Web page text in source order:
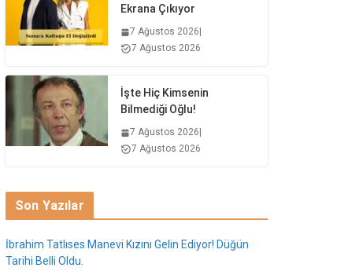
Ekrana Çıkıyor
7 Ağustos 2026
7 Ağustos 2026
İşte Hiç Kimsenin
Bilmediği Oğlu!
7 Ağustos 2026
7 Ağustos 2026
Son Yazılar
İbrahim Tatlıses Manevi Kızını Gelin Ediyor! Düğün
Tarihi Belli Oldu.